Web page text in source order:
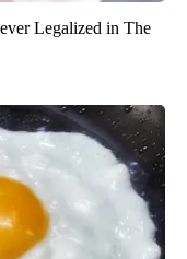
Legalized in The